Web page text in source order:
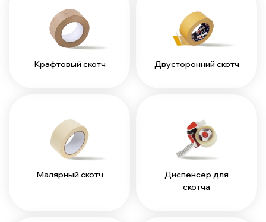
Крафтовый скотч Двусторонний скотч
Малярный скотч
Диспенсер для
скотча